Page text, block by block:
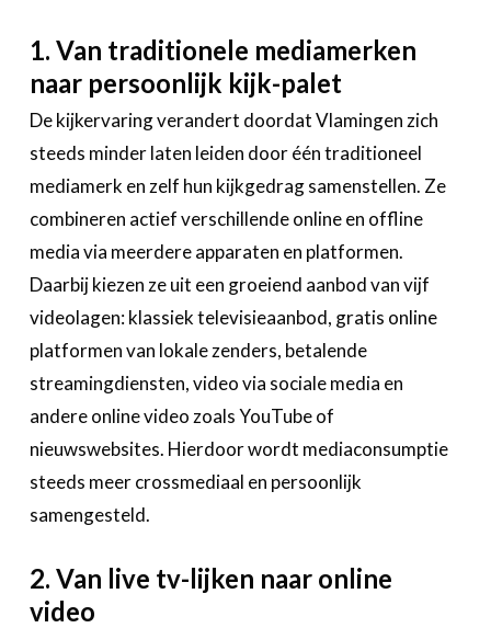
1. Van traditionele mediamerken
naar persoonlijk kijk-palet
De kijkervaring verandert doordat Vlamingen zich
steeds minder laten leiden door één traditioneel
mediamerk en zelf hun kijkgedrag samenstellen. Ze
combineren actief verschillende online en offline
media via meerdere apparaten en platformen.
Daarbij kiezen ze uit een groeiend aanbod van vijf
videolagen: klassiek televisieaanbod, gratis online
platformen van lokale zenders, betalende
streamingdiensten, video via sociale media en
andere online video zoals YouTube of
nieuwswebsites. Hierdoor wordt mediaconsumptie
steeds meer crossmediaal en persoonlijk
samengesteld.
2. Van live tv-lijken naar online
video